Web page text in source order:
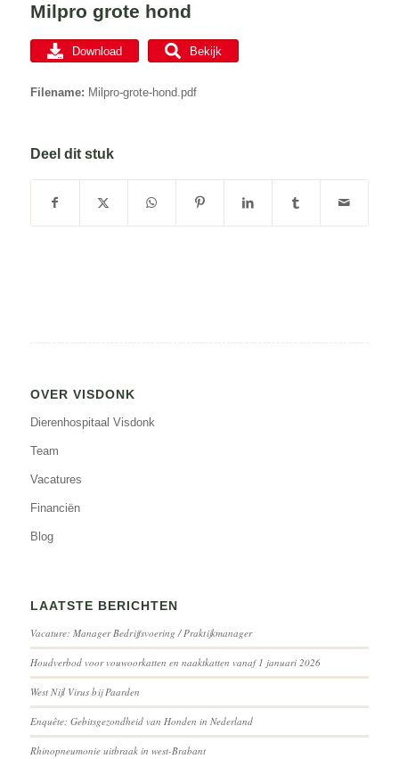
Milpro grote hond
Download Bekijk
Filename: Milpro-grote-hond.pdf
Deel dit stuk
OVER VISDONK
Dierenhospitaal Visdonk
Team
Vacatures
Financiën
Blog
LAATSTE BERICHTEN
Vacature: Manager Bedrijfsvoering / Praktijkmanager
Houdverbod voor vouwoorkatten en naaktkatten vanaf 1 januari 2026
West Nijl Virus bij Paarden
Enquête: Gebitsgezondheid van Honden in Nederland
Rhinopneumonie uitbraak in west-Brabant